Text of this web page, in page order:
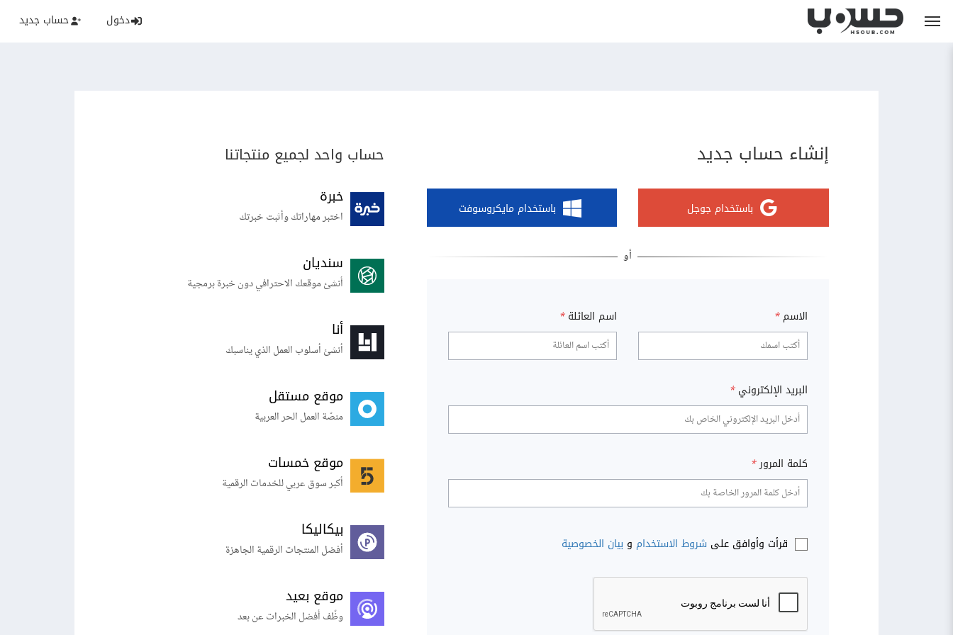
دخول حساب جديد
إنشاء حساب جديد
باستخدام جوجل باستخدام مايكروسوفت
الاسم * اسم العائلة *
البريد الإلكتروني *
كلمة المرور*
قرأت وأوافق على شروط الاستخدام و بيان الخصوصية
حساب واحد لجميع منتجاتنا
خبرة
اختبر مهاراتك وأثبت خبرتك
سنديان
أنشئ موقعك الاحترافي دون خبرة برمجية
أنا
أنشئ أسلوب العمل الذي يناسبك
موقع مستقل
منصّة العمل الحر العربية
موقع خمسات
أكبر سوق عربي للخدمات الرقمية
بيكاليكا
أفضل المنتجات الرقمية الجاهزة
موقع بعيد
وظّف أفضل الخبرات عن بعد